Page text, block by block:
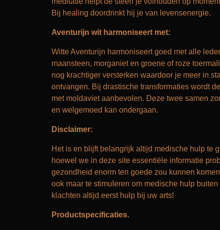
Bij healing doordrinkt hij je van levensenergie.
Aventurijn wit harmoniseert met:
Witte Aventurijn harmoniseert goed met alle
maansteen, morganiet en groene of roze
nog krachtiger versterken waardoor je meer in
ontvangen. Bij drastische transformaties wordt
met moldaviet aanbevolen. Deze twee samen
en welgemoed kan ondergaan.
Disclaimer:
Het is en blijft belangrijk altijd medische hulp te
hoewel we in deze site essentiële informatie
gezondheid enorm ten goede zou kunnen
ook maar te stimuleren om medische hulp
klachten altijd eerst hulp bij uw arts!
Productspecificaties.